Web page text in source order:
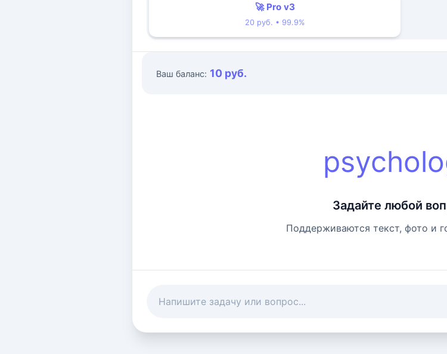
🚀 Pro v3
20 руб. • 99.9%
Ваш баланс: 10 руб.
Задайте любой
Поддерживаются текст, фото и